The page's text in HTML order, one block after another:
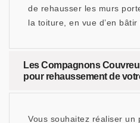
de rehausser les murs
la toiture, en vue d’en
Les Compagnons
pour rehaussement de
Vous souhaitez réaliser un